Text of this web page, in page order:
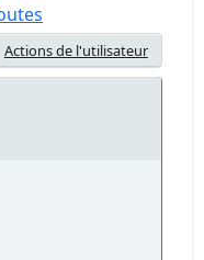
Actions de l'utilisateur